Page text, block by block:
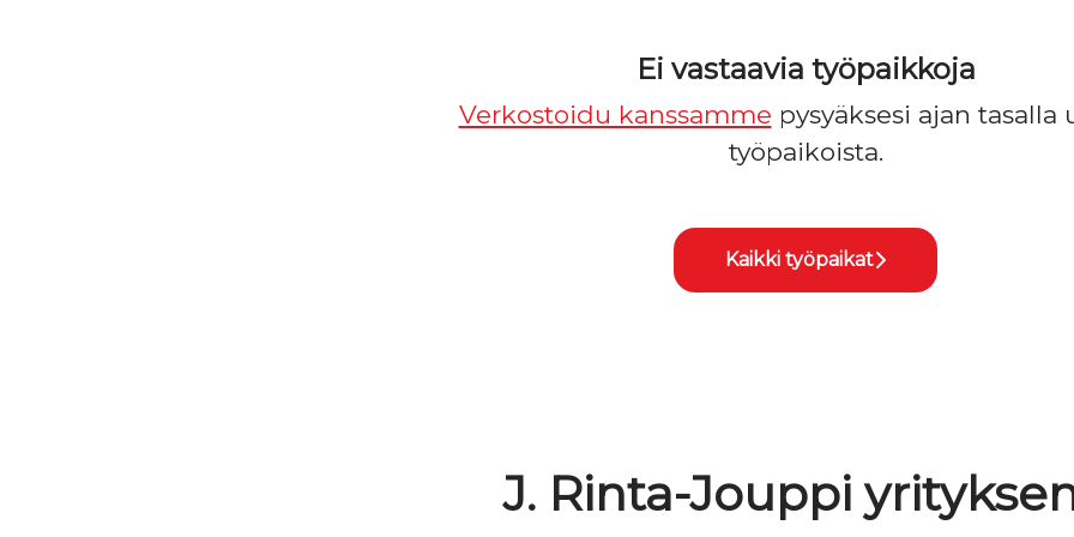
Ei vastaavia työpaikkoja
Verkostoidu kanssamme pysyäksesi ajan tasalla
työpaikoista.
Kaikki työpaikat
J. Rinta-Jouppi